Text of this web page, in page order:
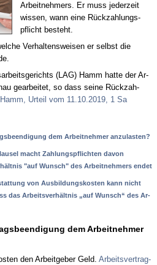
Ar­beit­neh­mers. Er muss je­der­zeit
wis­sen, wann ei­ne Rück­zah­lungs­
pflicht be­steht.
Ver­hal­tens­wei­sen er selbst die
(LAG) Hamm hat­te der Ar­
ge­ar­bei­tet, so dass sei­ne Rück­zah­
Ur­teil vom 11.10.2019, 1 Sa
dem Ar­beit­neh­mer an­zu­las­ten?
macht Zah­lungs­pflich­ten da­von
"auf Wunsch" des Ar­beit­neh­mers en­det
von Aus­bil­dungs­kos­ten kann nicht
das Ar­beits­verhält­nis „auf Wunsch“ des Ar­
dem Ar­beit­neh­mer
den Ar­beit­ge­ber Geld. Ar­beits­ver­trag­